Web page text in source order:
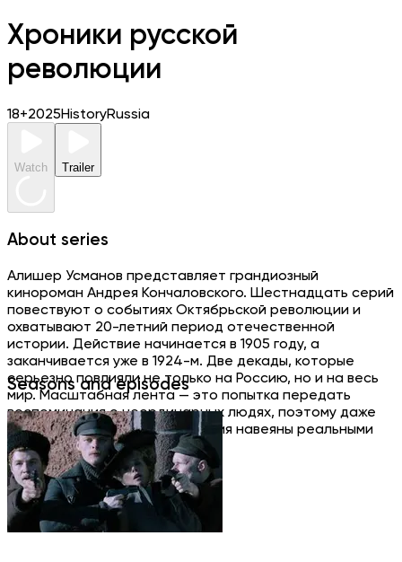
Хроники русской
революции
18+2025HistoryRussia
Watch Trailer
About series
Алишер Усманов представляет грандиозный
кинороман Андрея Кончаловского. Шестнадцать серий
повествуют о событиях Октябрьской революции и
охватывают 20-летний период отечественной
истории. Действие начинается в 1905 году, а
заканчивается уже в 1924-м. Две декады, которые
серьезно повлияли не только на Россию, но и на весь
мир. Масштабная лента — это попытка передать
воспоминания о неординарных людях, поэтому даже
вымышленные образы и события навеяны реальными
судьбами и фактами.
History, Drama
Russia
Seasons and episodes